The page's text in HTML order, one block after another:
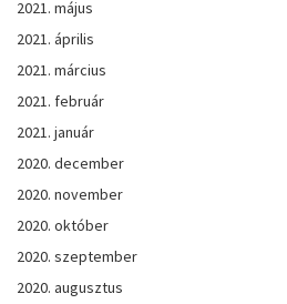
2021. május
2021. április
2021. március
2021. február
2021. január
2020. december
2020. november
2020. október
2020. szeptember
2020. augusztus